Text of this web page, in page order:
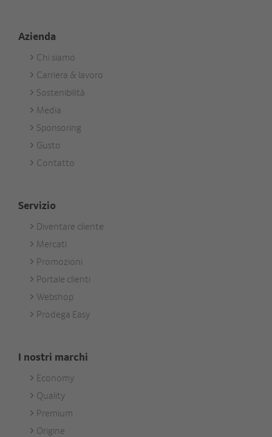
Azienda
Footer
Unternehmen
Chi siamo
Carriera & lavoro
Sostenibilità
Media
Sponsoring
Gusto
Contatto
Servizio
Footer
Services
Diventare cliente
Mercati
Promozioni
Portale clienti
Webshop
Prodega Easy
I nostri marchi
Footer
Unsere
Marken
Economy
Quality
Premium
Origine